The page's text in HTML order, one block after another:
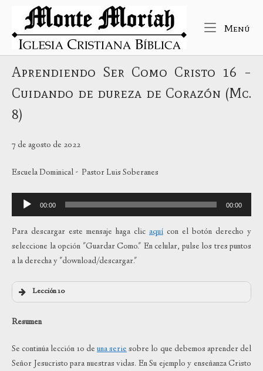
contenido
Inicio
Menú
Aprendiendo Ser Como Cristo 16 –
Cuidando de dureza de Corazón (Mc.
8)
7 de agosto de 2022
Escuela Dominical - Pastor Luis Soberanes
Reproductor
de
audio
00:00 00:00
Para descargar este mensaje haga clic aquí con el botón derecho y
seleccione la opción "Guardar Como." En celular, pulse los tres puntos
a la derecha y "download/descargar."
Lección 10
Resumen
Se continúa lección 10 deuna seriesobre lo que debemos aprender del
Señor Jesucristo para nuestras vidas. En Su ejemplo y enseñanza Cristo